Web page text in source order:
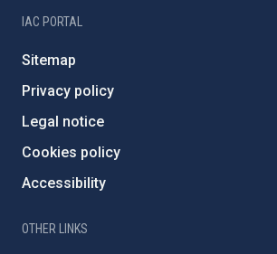
IAC PORTAL
Sitemap
Privacy policy
Legal notice
Cookies policy
Accessibility
OTHER LINKS